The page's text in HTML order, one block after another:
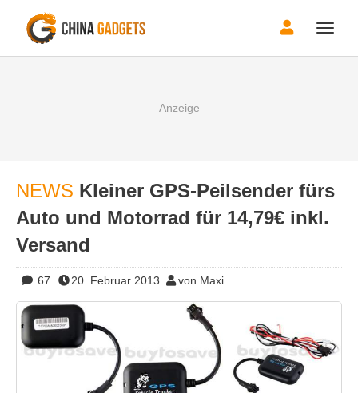
Toggle
NEWS Kleiner GPS-Peilsender fürs
Auto und Motorrad für 14,79€ inkl.
Versand
67 20. Februar 2013 von Maxi